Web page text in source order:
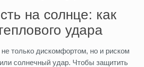
на солнце: как
удара
только дискомфортом, но и риском
солнечный удар. Чтобы защитить